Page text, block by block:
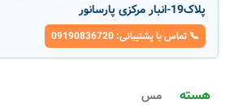
پلاک19-انبار مرکزی پارسانور
📞 تماس با پشتیبانی: 09190836720
هسته مس